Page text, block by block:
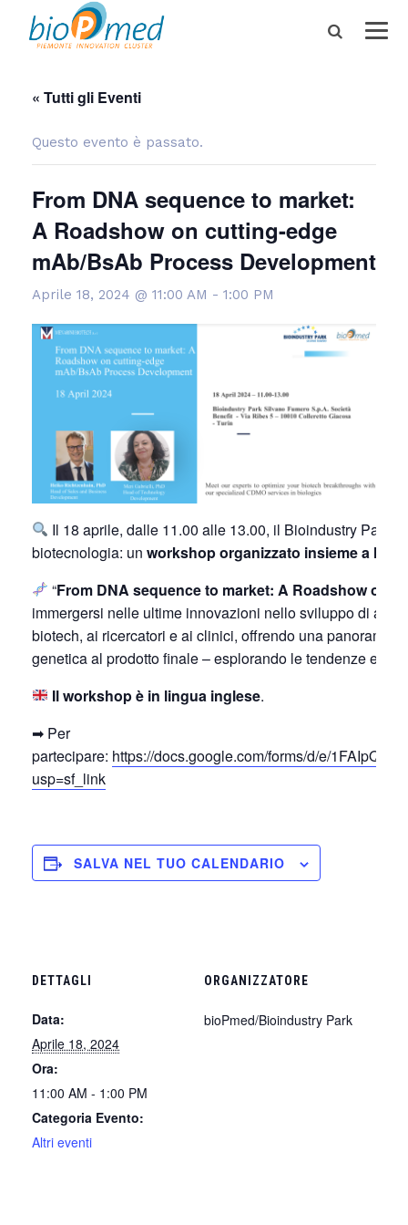
« Tutti gli Eventi
Questo evento è passato.
From DNA sequence to market:
A Roadshow on cutting-edge
mAb/BsAb Process Development
Aprile 18, 2024 @ 11:00 AM - 1:00 PM
Il 18 aprile, dalle 11.00 alle 13.00, il Bioindustry Park
biotecnologia: un workshop organizzato insieme a
“From DNA sequence to market: A Roadshow on
immergersi nelle ultime innovazioni nello sviluppo di
biotech, ai ricercatori e ai clinici, offrendo una
genetica al prodotto finale – esplorando le tendenze e le
Il workshop è in lingua inglese.
➡ Per
partecipare: https://docs.google.com/forms/d/e/
usp=sf_link
SALVA NEL TUO CALENDARIO
DETTAGLI
Data:
Aprile 18, 2024
Ora:
11:00 AM - 1:00 PM
Categoria Evento:
Altri eventi
ORGANIZZATORE
bioPmed/Bioindustry Park